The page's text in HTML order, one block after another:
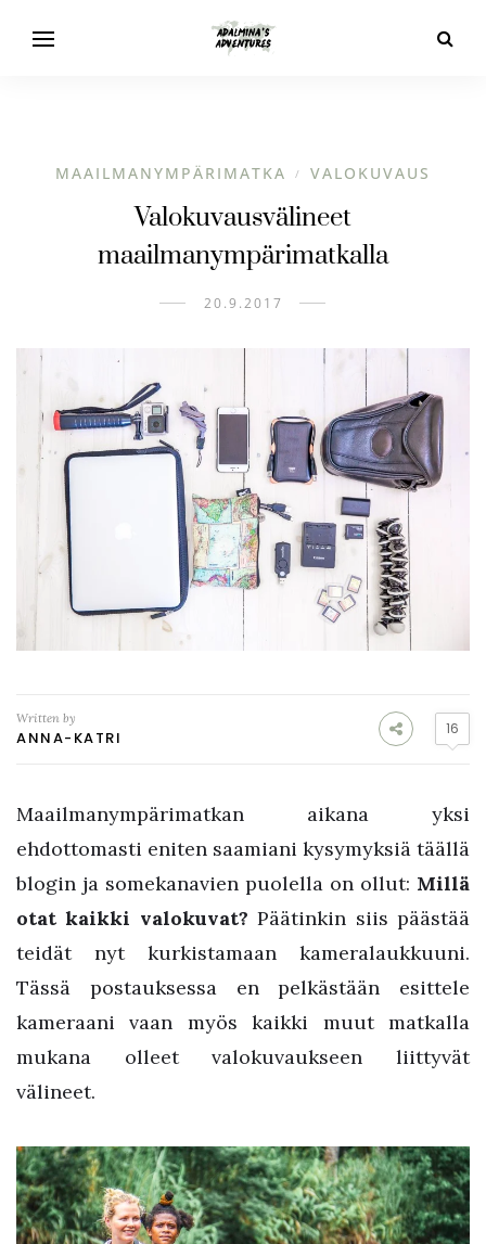
MAAILMANYMPÄRIMATKA / VALOKUVAUS
Valokuvausvälineet
maailmanympärimatkalla
20.9.2017
Written by
ANNA-KATRI 16
Maailmanympärimatkan aikana yksi
ehdottomasti eniten saamiani kysymyksiä täällä
blogin ja somekanavien puolella on ollut: Millä
otat kaikki valokuvat?Päätinkin siis päästää
teidät nyt kurkistamaan kameralaukkuuni.
Tässä postauksessa en pelkästään esittele
kameraani vaan myös kaikki muut matkalla
mukana olleet valokuvaukseen liittyvät
välineet.